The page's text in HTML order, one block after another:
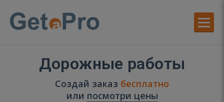
Дорожные работы
Создай заказ бесплатно
или посмотри цены